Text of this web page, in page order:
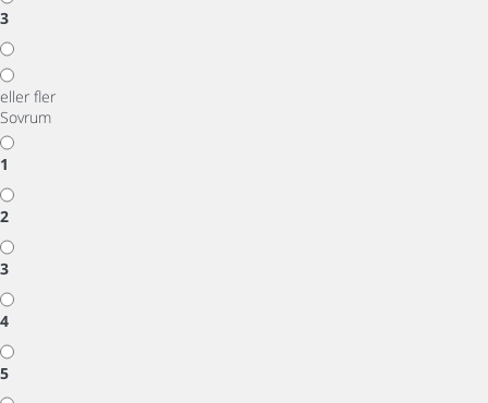
3
eller fler
Sovrum
1
2
3
4
5